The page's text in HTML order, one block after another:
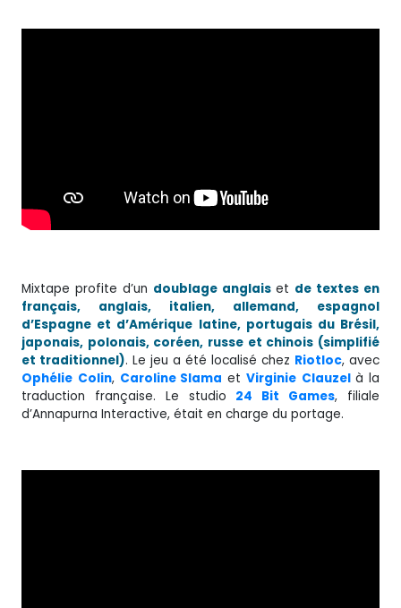
Mixtape profite d’un doublage anglaiset de textes en
français, anglais, italien, allemand, espagnol
d’Espagne et d’Amérique latine, portugais du Brésil,
japonais, polonais, coréen, russe et chinois (simplifié
et traditionnel). Le jeu a été localisé chez Riotloc, avec
Ophélie Colin, Caroline Slama et Virginie Clauzelà la
traduction française. Le studio 24 Bit Games, filiale
d’Annapurna Interactive, était en charge du portage.